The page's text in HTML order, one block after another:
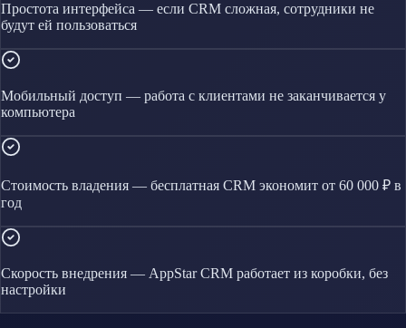
Простота интерфейса — если CRM сложная, сотрудники не
будут ей пользоваться
Мобильный доступ — работа с клиентами не заканчивается у
компьютера
Стоимость владения — бесплатная CRM экономит от 60 000 ₽ в
год
Скорость внедрения — AppStar CRM работает из коробки, без
настройки